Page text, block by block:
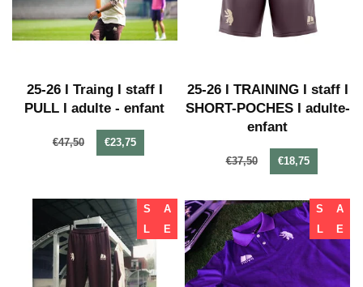
25-26 I Traing I staff I
PULL I adulte - enfant
€47,50 €23,75
25-26 I TRAINING I staff I
SHORT-POCHES I adulte-
enfant
€37,50 €18,75
S
A
L
E
S
A
L
E